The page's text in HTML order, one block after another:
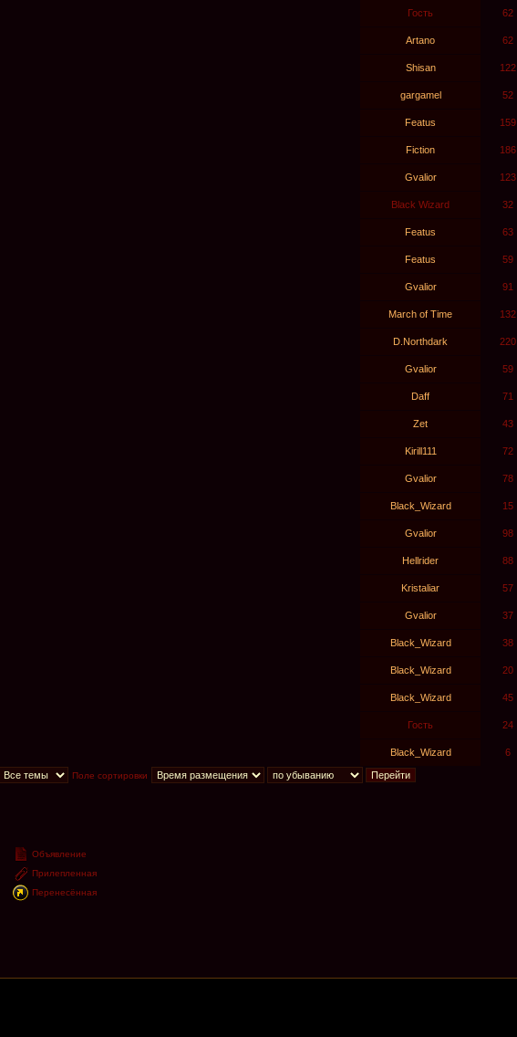
Гость 62
Artano 62
Shisan 122
gargamel 52
Featus 159
Fiction 186
Gvalior 123
Black Wizard 32
Featus 63
Featus 59
Gvalior 91
March of Time 132
D.Northdark 220
Gvalior 59
Daff 71
Zet 43
Kirill111 72
Gvalior 78
Black_Wizard 15
Gvalior 98
Hellrider 88
Kristaliar 57
Gvalior 37
Black_Wizard 38
Black_Wizard 20
Black_Wizard 45
Гость 24
Black_Wizard 6
Поле сортировки
Объявление
Прилепленная
Перенесённая